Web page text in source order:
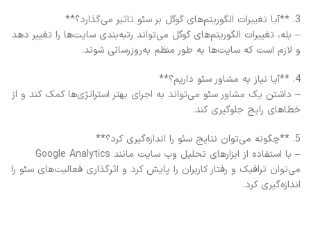
3. **آیا تغییرات الگوریتم‌های گوگل بر سئو تاثیر می‌گذارد؟**
– بله، تغییرات الگوریتم‌های گوگل می‌تواند رتبه‌بندی سایت‌ها را تغییر دهد
و لازم است که سایت‌ها به طور منظم به‌روزرسانی شوند.
4. **آیا نیاز به مشاور سئو داریم؟**
– داشتن یک مشاور سئو می‌تواند به اجرای بهتر استراتژی‌ها کمک کند و از
خطاهای رایج جلوگیری کند.
5. **چگونه می‌توان نتایج سئو را اندازه‌گیری کرد؟**
– با استفاده از ابزارهای تحلیل وب سایت مانند Google Analytics
می‌توان ترافیک و رفتار کاربران را پایش کرد و اثرگذاری فعالیت‌های سئو را
اندازه‌گیری کرد.